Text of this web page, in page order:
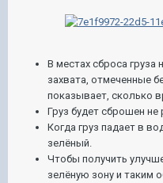
В местах сброса
захвата, отмеченные
показывает, сколько
Груз будет сброшен
Когда груз падает в
зелёный.
Чтобы получить
зелёную зону и таким